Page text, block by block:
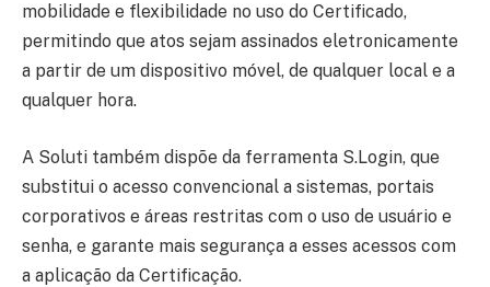
mobilidade e flexibilidade no uso do Certificado,
permitindo que atos sejam assinados eletronicamente
a partir de um dispositivo móvel, de qualquer local e a
qualquer hora.
A Soluti também dispõe da ferramenta S.Login, que
substitui o acesso convencional a sistemas, portais
corporativos e áreas restritas com o uso de usuário e
senha, e garante mais segurança a esses acessos com
a aplicação da Certificação.